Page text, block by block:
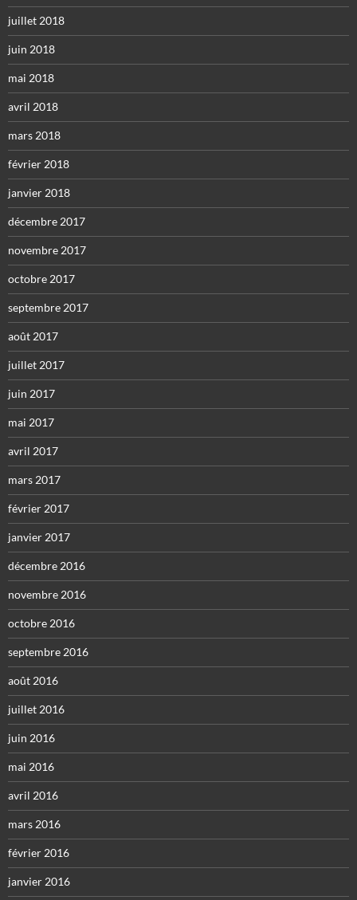
juillet 2018
juin 2018
mai 2018
avril 2018
mars 2018
février 2018
janvier 2018
décembre 2017
novembre 2017
octobre 2017
septembre 2017
août 2017
juillet 2017
juin 2017
mai 2017
avril 2017
mars 2017
février 2017
janvier 2017
décembre 2016
novembre 2016
octobre 2016
septembre 2016
août 2016
juillet 2016
juin 2016
mai 2016
avril 2016
mars 2016
février 2016
janvier 2016